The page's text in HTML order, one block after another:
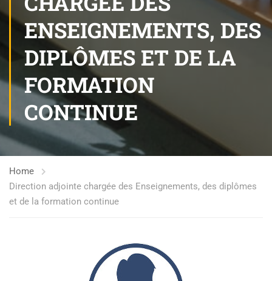
ENSEIGNEMENTS, DES
DIPLÔMES ET DE LA
FORMATION
CONTINUE
Home
Direction adjointe chargée des Enseignements, des diplômes
et de la formation continue